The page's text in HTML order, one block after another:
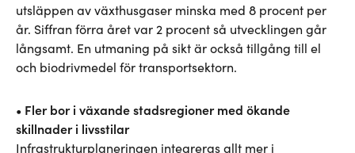
utsläppen av växthusgaser minska med 8 procent per
år. Siffran förra året var 2 procent så utvecklingen går
långsamt. En utmaning på sikt är också tillgång till el
och biodrivmedel för transportsektorn.
• Fler bor i växande stadsregioner med ökande
skillnader i livsstilar
Infrastrukturplaneringen integreras allt mer i